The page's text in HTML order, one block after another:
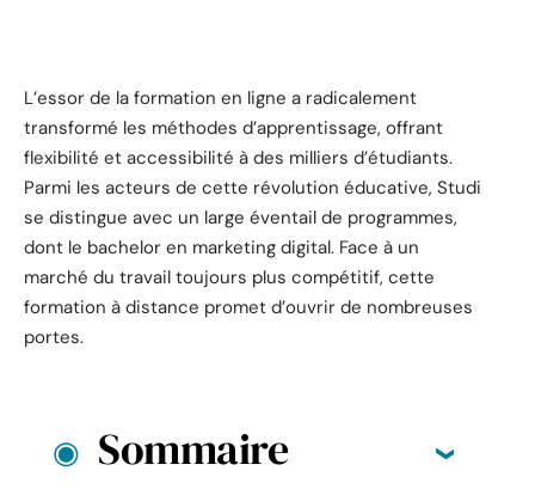
L’essor de la formation en ligne a radicalement
transformé les méthodes d’apprentissage, offrant
flexibilité et accessibilité à des milliers d’étudiants.
Parmi les acteurs de cette révolution éducative, Studi
se distingue avec un large éventail de programmes,
dont le bachelor en marketing digital. Face à un
marché du travail toujours plus compétitif, cette
formation à distance promet d’ouvrir de nombreuses
portes.
Sommaire